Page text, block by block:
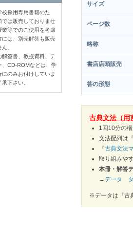
サイズ
ページ数
略称
書店店頭販売
答の形態
古典文法（用
1回10分の
文法配列は
『古典文法
取り組みや
本冊・解答
→データ
※データは『古
校採用専用書籍のた
では販売しておりませ
業等でのご使用を考慮
には、別売解答も販売
。
解答書、教授資料、テ
、CD-ROMなどは、学
にのみお付けしていま
下さい。